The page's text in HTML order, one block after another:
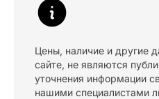
Цены, наличие и другие
сайте, не являются
уточнения информации
нашими специалистами